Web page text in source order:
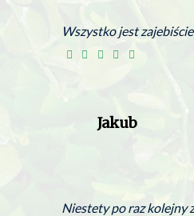
Wszystko jest
Jakub
Niestety po raz kolejny